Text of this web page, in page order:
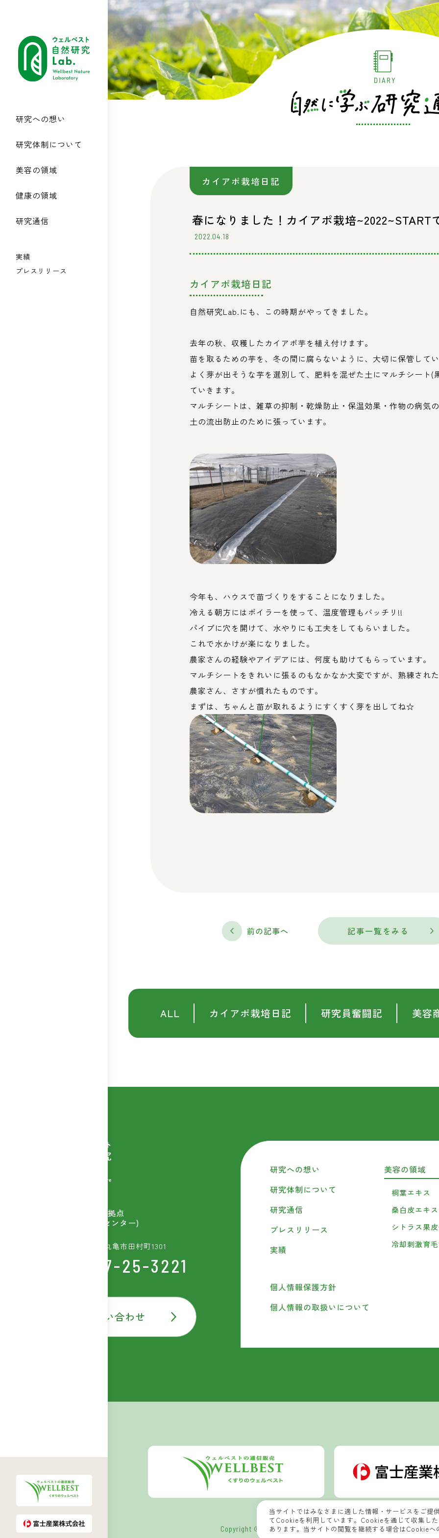
研究への想い
研究体制について
美容の領域
健康の領域
研究通信
実績
プレスリリース
カイアポ栽培日記
春になりました！カイアポ栽培~2022~START
2022.04.18
カイアポ栽培日記
自然研究Lab. にも、この時期がやってきました。
去年の秋、収穫したカイアポ芋を植え付けます。
苗を取るための芋を、冬の間に腐らないように、大切に保管して
よく芽が出そうな芋を選別して、肥料を混ぜた土にマルチシート(
ていきます。
マルチシートは、雑草の抑制・乾燥防止・保温効果・作物の病気
土の流出防止のために張っています。
今年も、ハウスで苗づくりをすることになりました。
冷える朝方にはボイラーを使って、温度管理もバッチリ !!
パイプに穴を開けて、水やりにも工夫をしてもらいました。
これで水かけが楽になりました。
農家さんの経験やアイデアには、何度も助けてもらっています。
マルチシートをきれいに張るのもなかなか大変ですが、熟練された
農家さん、さすが慣れたものです。
まずは、ちゃんと苗が取れるようにすくすく芽を出してね☆
前の記事へ 記事一覧をみる
ALL カイアポ栽培日記 研究員奮闘記 美容
ウェルベストの開発拠点
(富士産業研究開発センター)
〒763-8603 香川県丸亀市田村町1301
TEL:0877-25-3221
お問い合わせ
研究への想い
研究体制について
研究通信
プレスリリース
実績
個人情報保護方針
個人情報の取扱いについて
美容の領域
桐葉エキス
桑白皮エキス
シトラス果
冷却刺激育
Copyright © 2022 Wellbest Nature Laboratory All Rights Reserved.
当サイトではみなさまに適した情報・サービスをご提
てCookieを利用しています。Cookieを通じて収集し
あります。当サイトの閲覧を継続する場合はCookie